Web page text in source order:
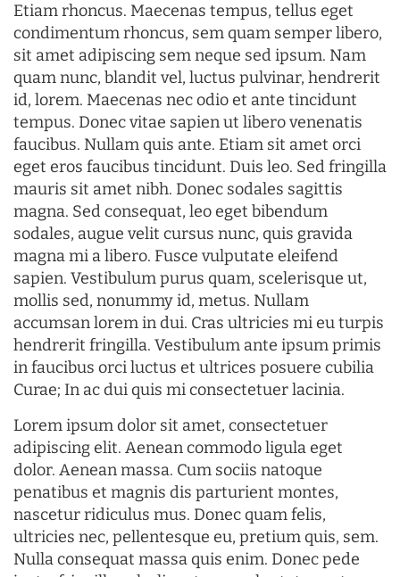
Etiam rhoncus. Maecenas tempus, tellus eget
condimentum rhoncus, sem quam semper libero,
sit amet adipiscing sem neque sed ipsum. Nam
quam nunc, blandit vel, luctus pulvinar, hendrerit
id, lorem. Maecenas nec odio et ante tincidunt
tempus. Donec vitae sapien ut libero venenatis
faucibus. Nullam quis ante. Etiam sit amet orci
eget eros faucibus tincidunt. Duis leo. Sed fringilla
mauris sit amet nibh. Donec sodales sagittis
magna. Sed consequat, leo eget bibendum
sodales, augue velit cursus nunc, quis gravida
magna mi a libero. Fusce vulputate eleifend
sapien. Vestibulum purus quam, scelerisque ut,
mollis sed, nonummy id, metus. Nullam
accumsan lorem in dui. Cras ultricies mi eu turpis
hendrerit fringilla. Vestibulum ante ipsum primis
in faucibus orci luctus et ultrices posuere cubilia
Curae; In ac dui quis mi consectetuer lacinia.
Lorem ipsum dolor sit amet, consectetuer
adipiscing elit. Aenean commodo ligula eget
dolor. Aenean massa. Cum sociis natoque
penatibus et magnis dis parturient montes,
nascetur ridiculus mus. Donec quam felis,
ultricies nec, pellentesque eu, pretium quis, sem.
Nulla consequat massa quis enim. Donec pede